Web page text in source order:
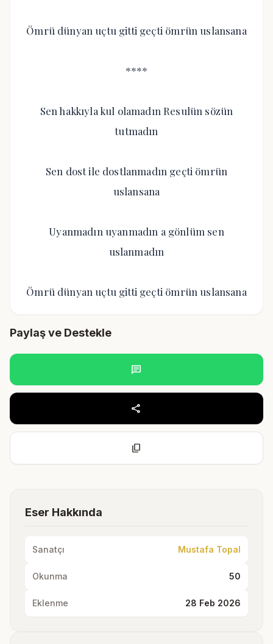
Ömrü dünyan uçtu gitti geçti ömrün uslansana
****
Sen hakkıyla kul olamadın Resulün sözün
tutmadın
Sen dost ile dostlanmadın geçti ömrün
uslansana
Uyanmadın uyanmadın a gönlüm sen
uslanmadın
Ömrü dünyan uçtu gitti geçti ömrün uslansana
Paylaş ve Destekle
chat
share
content_copy
Eser Hakkında
Sanatçı Mustafa Topal
Okunma 50
Eklenme 28 Feb 2026